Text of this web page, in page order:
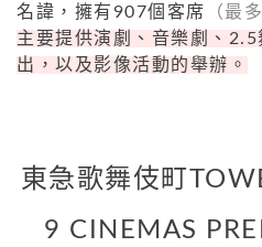
名諱，擁有907個客席
（最
主要提供演劇、音樂劇、
出，以及影像活動的舉辦。
東急歌舞伎町
9 CINEMAS